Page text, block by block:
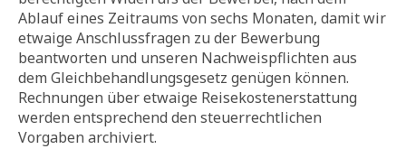
Ablauf eines Zeitraums von sechs Monaten, damit wir
etwaige Anschlussfragen zu der Bewerbung
beantworten und unseren Nachweispflichten aus
dem Gleichbehandlungsgesetz genügen können.
Rechnungen über etwaige Reisekostenerstattung
werden entsprechend den steuerrechtlichen
Vorgaben archiviert.